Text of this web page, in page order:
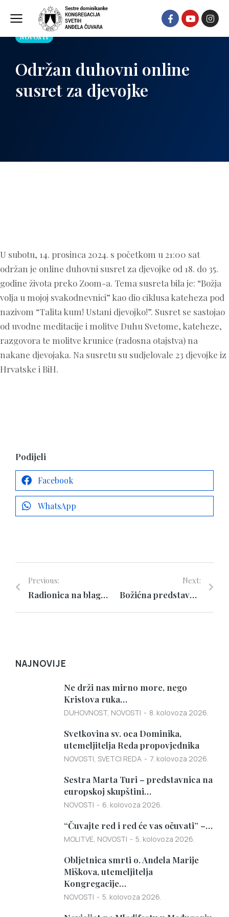
NOVOSTI
Održan duhovni online
susret za djevojke
U subotu, 14. prosinca 2024. s početkom u 21:00 sat
održan je online duhovni susret za djevojke od 18. do 35.
godine života preko Zoom-a. Tema susreta bila je: “Božja
volja u mojoj svakodnevnici” kao dio ciklusa kateheza pod
nazivom “Talita kum! Ustani djevojko!”. Susret se sastojao
od uvodne meditacije i molitve Duhu Svetome, kateheze,
razgovora te molitve krunice (radosna otajstva) na
nakane djevojaka. Na susretu su sudjelovale 23 djevojke iz
Hrvatske i BiH.
Podijeli
Facebook
WhatsApp
Previous:
Radionica na blagdan sv. Lucije
Next:
Božićna predstava „Božić djeda Martina“
NAJNOVIJE
Ne drži nas mirno more, nego
Kristova ruka…
DUHOVNOST, NOVOSTI 8. kolovoza 2026.
Svetkovina sv. oca Dominika,
utemeljitelja Reda propovjednika
NOVOSTI, SVETCI REDA 7. kolovoza 2026.
Sestra Marta Turi – predstavnica na
europskoj skupštini…
NOVOSTI 6. kolovoza 2026.
“Čuvajte red i red će vas očuvati” –…
MOLITVE, NOVOSTI 5. kolovoza 2026.
Obljetnica smrti o. Anđela Marije
Miškova, utemeljitelja
Kongregacije…
NOVOSTI 5. kolovoza 2026.